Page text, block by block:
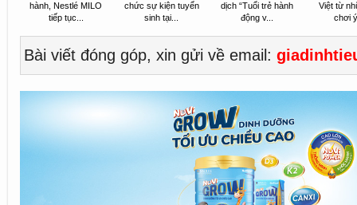
hành, Nestlé MILO
tiếp tục...
chức sự kiện tuyển
sinh tại...
dịch “Tuổi trẻ hành
động v...
Việt từ
chơi
Bài viết đóng góp, xin gửi về email: